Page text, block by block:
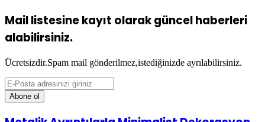
Mail listesine kayıt olarak güncel haberleri
alabilirsiniz.
Ücretsizdir.Spam mail gönderilmez,istediğinizde ayrılabilirsiniz.
E-
Posta
adresinizi
Metalik